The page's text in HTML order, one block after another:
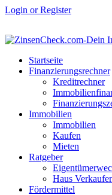
Login or Register
Startseite
Finanzierungsrechner
Kreditrechner
Immobilien
Immobilien
Kaufen
Mieten
Ratgeber
Haus
Fördermittel